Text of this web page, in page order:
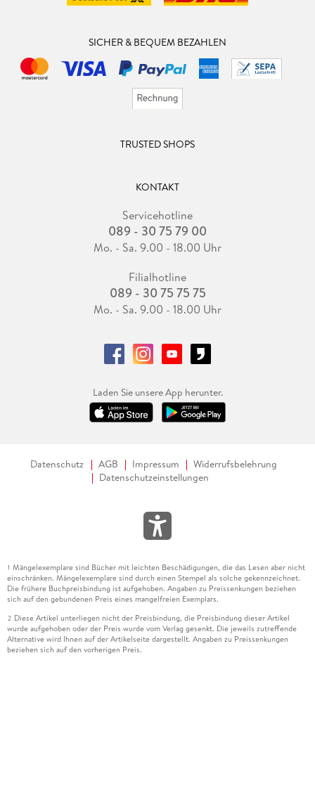
SICHER & BEQUEM BEZAHLEN
TRUSTED SHOPS
KONTAKT
Servicehotline
089 - 30 75 79 00
Mo. - Sa. 9.00 - 18.00 Uhr
Filialhotline
089 - 30 75 75 75
Mo. - Sa. 9.00 - 18.00 Uhr
Laden Sie unsere App herunter.
Datenschutz AGB Impressum
Widerrufsbelehrung
Datenschutzeinstellungen
1 Mängelexemplare sind Bücher mit leichten Beschädigungen, die das Lesen aber nicht
einschränken. Mängelexemplare sind durch einen Stempel als solche gekennzeichnet.
Die frühere Buchpreisbindung ist aufgehoben. Angaben zu Preissenkungen beziehen
sich auf den gebundenen Preis eines mangelfreien Exemplars.
2 Diese Artikel unterliegen nicht der Preisbindung, die Preisbindung dieser Artikel
wurde aufgehoben oder der Preis wurde vom Verlag gesenkt. Die jeweils zutreffende
Alternative wird Ihnen auf der Artikelseite dargestellt. Angaben zu Preissenkungen
beziehen sich auf den vorherigen Preis.